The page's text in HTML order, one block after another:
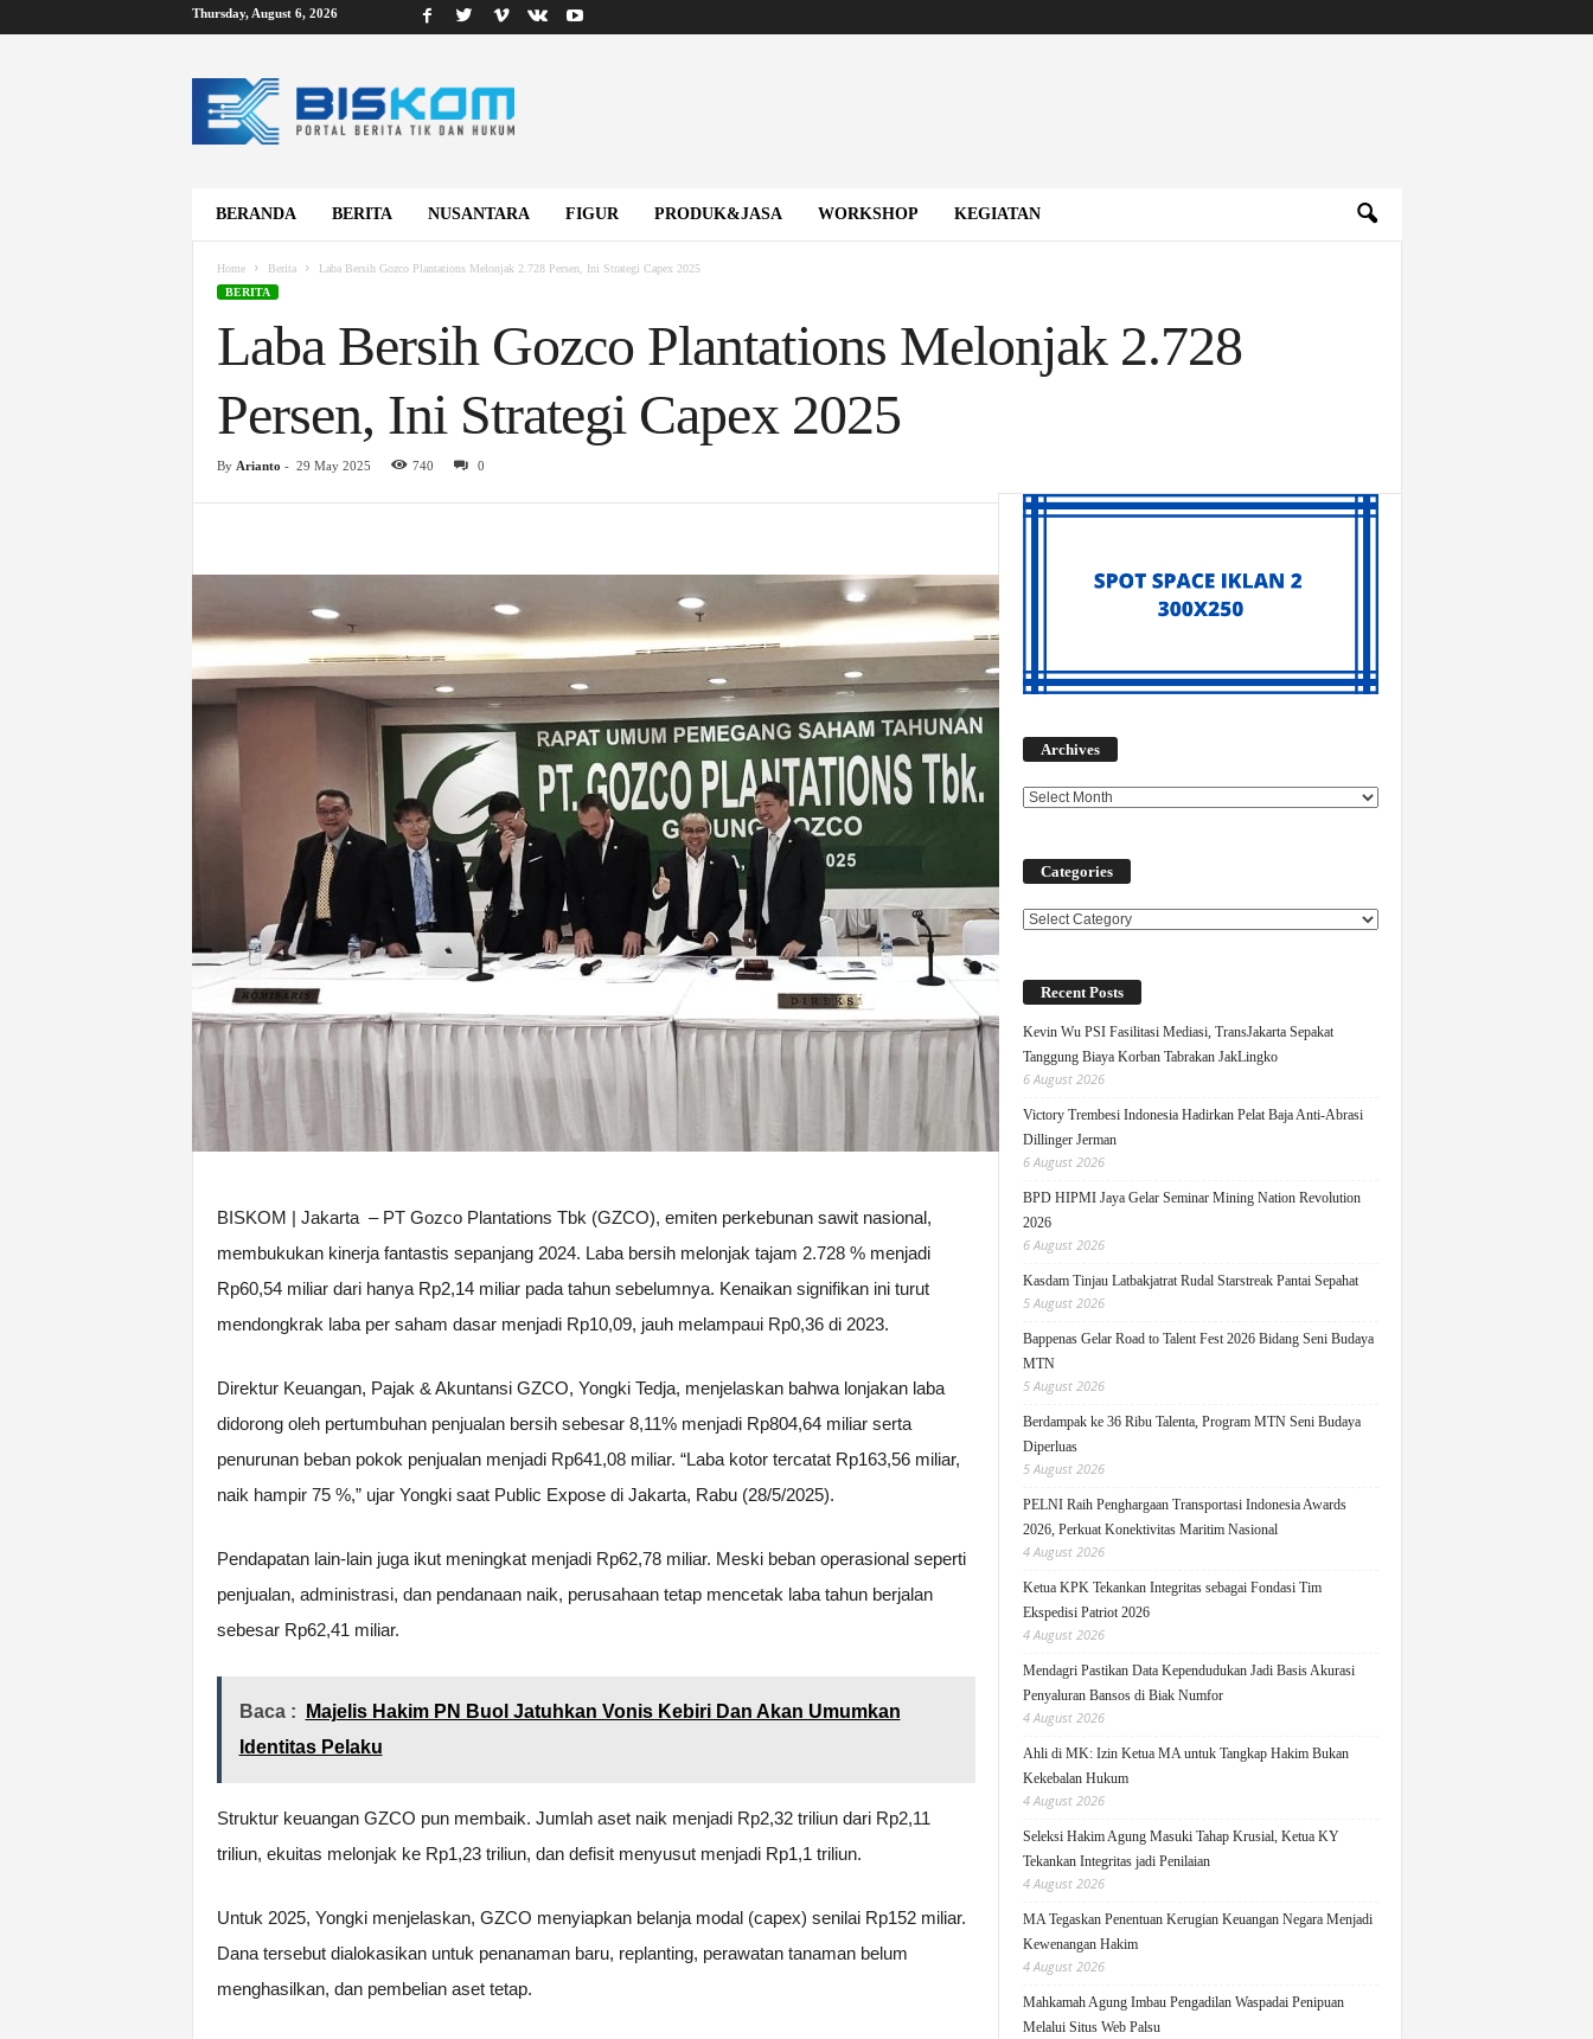
Thursday, August 6, 2026
i
BERANDA
BERITA NUSANTARA FIGUR PRODUK&JASA WORKSHOP KEGIATAN
Home Berita
Laba Bersih Gozco Plantations Melonjak 2.728 Persen, Ini Strategi Capex 2025
BERITA
Laba Bersih Gozco Plantations Melonjak 2.728
Persen, Ini Strategi Capex 2025
By Arianto - 29 May 2025 740 0
BISKOM | Jakarta – PT Gozco Plantations Tbk (GZCO), emiten perkebunan sawit nasional,
membukukan kinerja fantastis sepanjang 2024. Laba bersih melonjak tajam 2.728 % menjadi
Rp60,54 miliar dari hanya Rp2,14 miliar pada tahun sebelumnya. Kenaikan signifikan ini turut
mendongkrak laba per saham dasar menjadi Rp10,09, jauh melampaui Rp0,36 di 2023.
Direktur Keuangan, Pajak & Akuntansi GZCO, Yongki Tedja, menjelaskan bahwa lonjakan laba
didorong oleh pertumbuhan penjualan bersih sebesar 8,11% menjadi Rp804,64 miliar serta
penurunan beban pokok penjualan menjadi Rp641,08 miliar. “Laba kotor tercatat Rp163,56 miliar,
naik hampir 75 %,” ujar Yongki saat Public Expose di Jakarta, Rabu (28/5/2025).
Pendapatan lain-lain juga ikut meningkat menjadi Rp62,78 miliar. Meski beban operasional seperti
penjualan, administrasi, dan pendanaan naik, perusahaan tetap mencetak laba tahun berjalan
sebesar Rp62,41 miliar.
Baca :
Majelis Hakim PN Buol Jatuhkan Vonis Kebiri Dan Akan Umumkan
Identitas Pelaku
Struktur keuangan GZCO pun membaik. Jumlah aset naik menjadi Rp2,32 triliun dari Rp2,11
triliun, ekuitas melonjak ke Rp1,23 triliun, dan defisit menyusut menjadi Rp1,1 triliun.
Untuk 2025, Yongki menjelaskan, GZCO menyiapkan belanja modal (capex) senilai Rp152 miliar.
Dana tersebut dialokasikan untuk penanaman baru, replanting, perawatan tanaman belum
menghasilkan, dan pembelian aset tetap.
Archives
Categories
Categories
Recent Posts
Kevin Wu PSI Fasilitasi Mediasi, TransJakarta Sepakat
Tanggung Biaya Korban Tabrakan JakLingko
6 August 2026
Victory Trembesi Indonesia Hadirkan Pelat Baja Anti-Abrasi
Dillinger Jerman
6 August 2026
BPD HIPMI Jaya Gelar Seminar Mining Nation Revolution
2026
6 August 2026
Kasdam Tinjau Latbakjatrat Rudal Starstreak Pantai Sepahat
5 August 2026
Bappenas Gelar Road to Talent Fest 2026 Bidang Seni Budaya
MTN
5 August 2026
Berdampak ke 36 Ribu Talenta, Program MTN Seni Budaya
Diperluas
5 August 2026
PELNI Raih Penghargaan Transportasi Indonesia Awards
2026, Perkuat Konektivitas Maritim Nasional
4 August 2026
Ketua KPK Tekankan Integritas sebagai Fondasi Tim
Ekspedisi Patriot 2026
4 August 2026
Mendagri Pastikan Data Kependudukan Jadi Basis Akurasi
Penyaluran Bansos di Biak Numfor
4 August 2026
Ahli di MK: Izin Ketua MA untuk Tangkap Hakim Bukan
Kekebalan Hukum
4 August 2026
Seleksi Hakim Agung Masuki Tahap Krusial, Ketua KY
Tekankan Integritas jadi Penilaian
4 August 2026
MA Tegaskan Penentuan Kerugian Keuangan Negara Menjadi
Kewenangan Hakim
4 August 2026
Mahkamah Agung Imbau Pengadilan Waspadai Penipuan
Melalui Situs Web Palsu